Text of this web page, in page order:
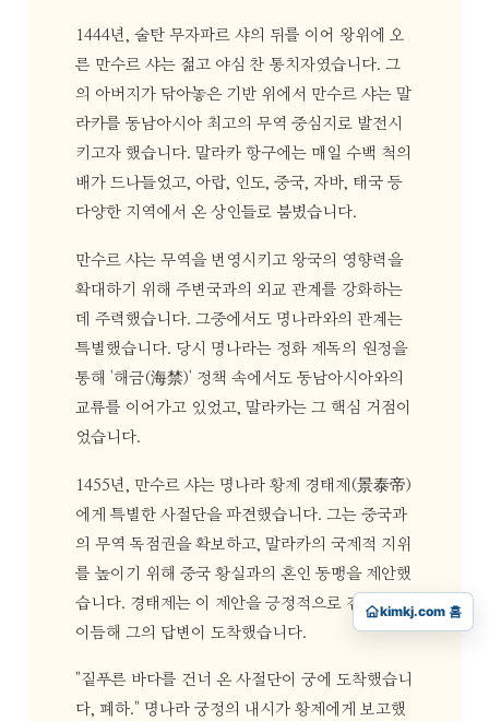
1444년, 술탄 무자파르 샤의 뒤를 이어 왕위에 오
른 만수르 샤는 젊고 야심 찬 통치자였습니다. 그
의 아버지가 닦아놓은 기반 위에서 만수르 샤는 말
라카를 동남아시아 최고의 무역 중심지로 발전시
키고자 했습니다. 말라카 항구에는 매일 수백 척의
배가 드나들었고, 아랍, 인도, 중국, 자바, 태국 등
다양한 지역에서 온 상인들로 붐볐습니다.
만수르 샤는 무역을 번영시키고 왕국의 영향력을
확대하기 위해 주변국과의 외교 관계를 강화하는
데 주력했습니다. 그중에서도 명나라와의 관계는
특별했습니다. 당시 명나라는 정화 제독의 원정을
통해 '해금(海禁)' 정책 속에서도 동남아시아와의
교류를 이어가고 있었고, 말라카는 그 핵심 거점이
었습니다.
1455년, 만수르 샤는 명나라 황제 경태제(景泰帝)
에게 특별한 사절단을 파견했습니다. 그는 중국과
의 무역 독점권을 확보하고, 말라카의 국제적 지위
를 높이기 위해 중국 황실과의 혼인 동맹을 제안했
습니다. 경태제는 이 제안을 긍정적으로 검토했고,
이듬해 그의 답변이 도착했습니다.
"짙푸른 바다를 건너 온 사절단이 궁에 도착했습니
다, 폐하." 명나라 궁정의 내시가 황제에게 보고했
kimkj.com 홈